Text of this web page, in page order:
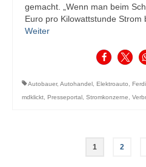
gemacht. „Wenn man beim
Euro pro Kilowattstunde Strom
Weiter
Autobauer, Autohandel Elektroauto
mdklickt Presseportal Stromkonzerne
1 2